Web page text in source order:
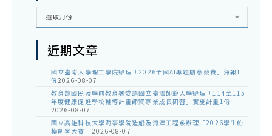
彙
選取月份
近期文章
國立臺南大學理工學院辦理「2026全國AI專題創意競賽」海報1
份2026-08-07
教育部國民及學前教育署委請國立臺灣師範大學辦理「114至115
年度健康促進學校輔導計畫師資專業成長研習」實施計畫1份
2026-08-07
國立高雄科技大學海事學院造船及海洋工程系辦理「2026學生船
模創客大賽」 2026-08-07